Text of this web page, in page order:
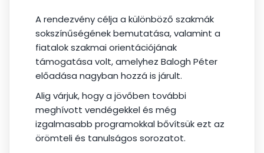
A rendezvény célja a különböző szakmák
sokszínűségének bemutatása, valamint a
fiatalok szakmai orientációjának
támogatása volt, amelyhez Balogh Péter
előadása nagyban hozzá is járult.
Alig várjuk, hogy a jövőben további
meghívott vendégekkel és még
izgalmasabb programokkal bővítsük ezt az
örömteli és tanulságos sorozatot.